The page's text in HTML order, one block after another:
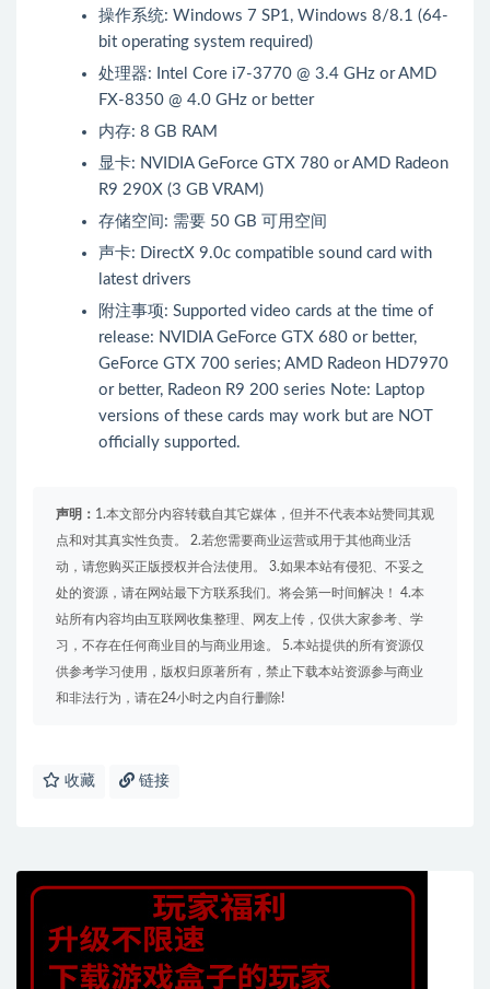
操作系统: Windows 7 SP1, Windows 8/8.1 (64-
bit operating system required)
处理器: Intel Core i7-3770 @ 3.4 GHz or AMD
FX-8350 @ 4.0 GHz or better
内存: 8 GB RAM
显卡: NVIDIA GeForce GTX 780 or AMD Radeon
R9 290X (3 GB VRAM)
存储空间: 需要 50 GB 可用空间
声卡: DirectX 9.0c compatible sound card with
latest drivers
附注事项: Supported video cards at the time of
release: NVIDIA GeForce GTX 680 or better,
GeForce GTX 700 series; AMD Radeon HD7970
or better, Radeon R9 200 series Note: Laptop
versions of these cards may work but are NOT
officially supported.
声明： 1.本文部分内容转载自其它媒体，但并不代表本站赞同其观
点和对其真实性负责。 2.若您需要商业运营或用于其他商业活
动，请您购买正版授权并合法使用。 3.如果本站有侵犯、不妥之
处的资源，请在网站最下方联系我们。将会第一时间解决！ 4.本
站所有内容均由互联网收集整理、网友上传，仅供大家参考、学
习，不存在任何商业目的与商业用途。 5.本站提供的所有资源仅
供参考学习使用，版权归原著所有，禁止下载本站资源参与商业
和非法行为，请在24小时之内自行删除!
收藏 链接